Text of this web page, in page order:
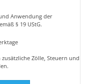
Anwendung der
§ 19 UStG.
Zölle, Steuern und